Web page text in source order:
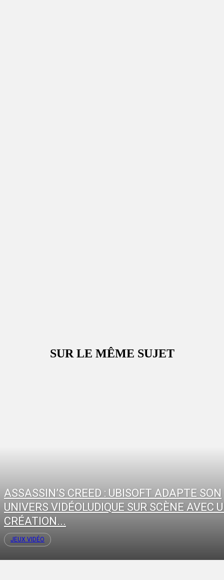
SUR LE MÊME SUJET
ASSASSIN’S CREED : UBISOFT ADAPTE SON
UNIVERS VIDÉOLUDIQUE SUR SCÈNE AVEC
CRÉATION...
JEUX VIDÉO